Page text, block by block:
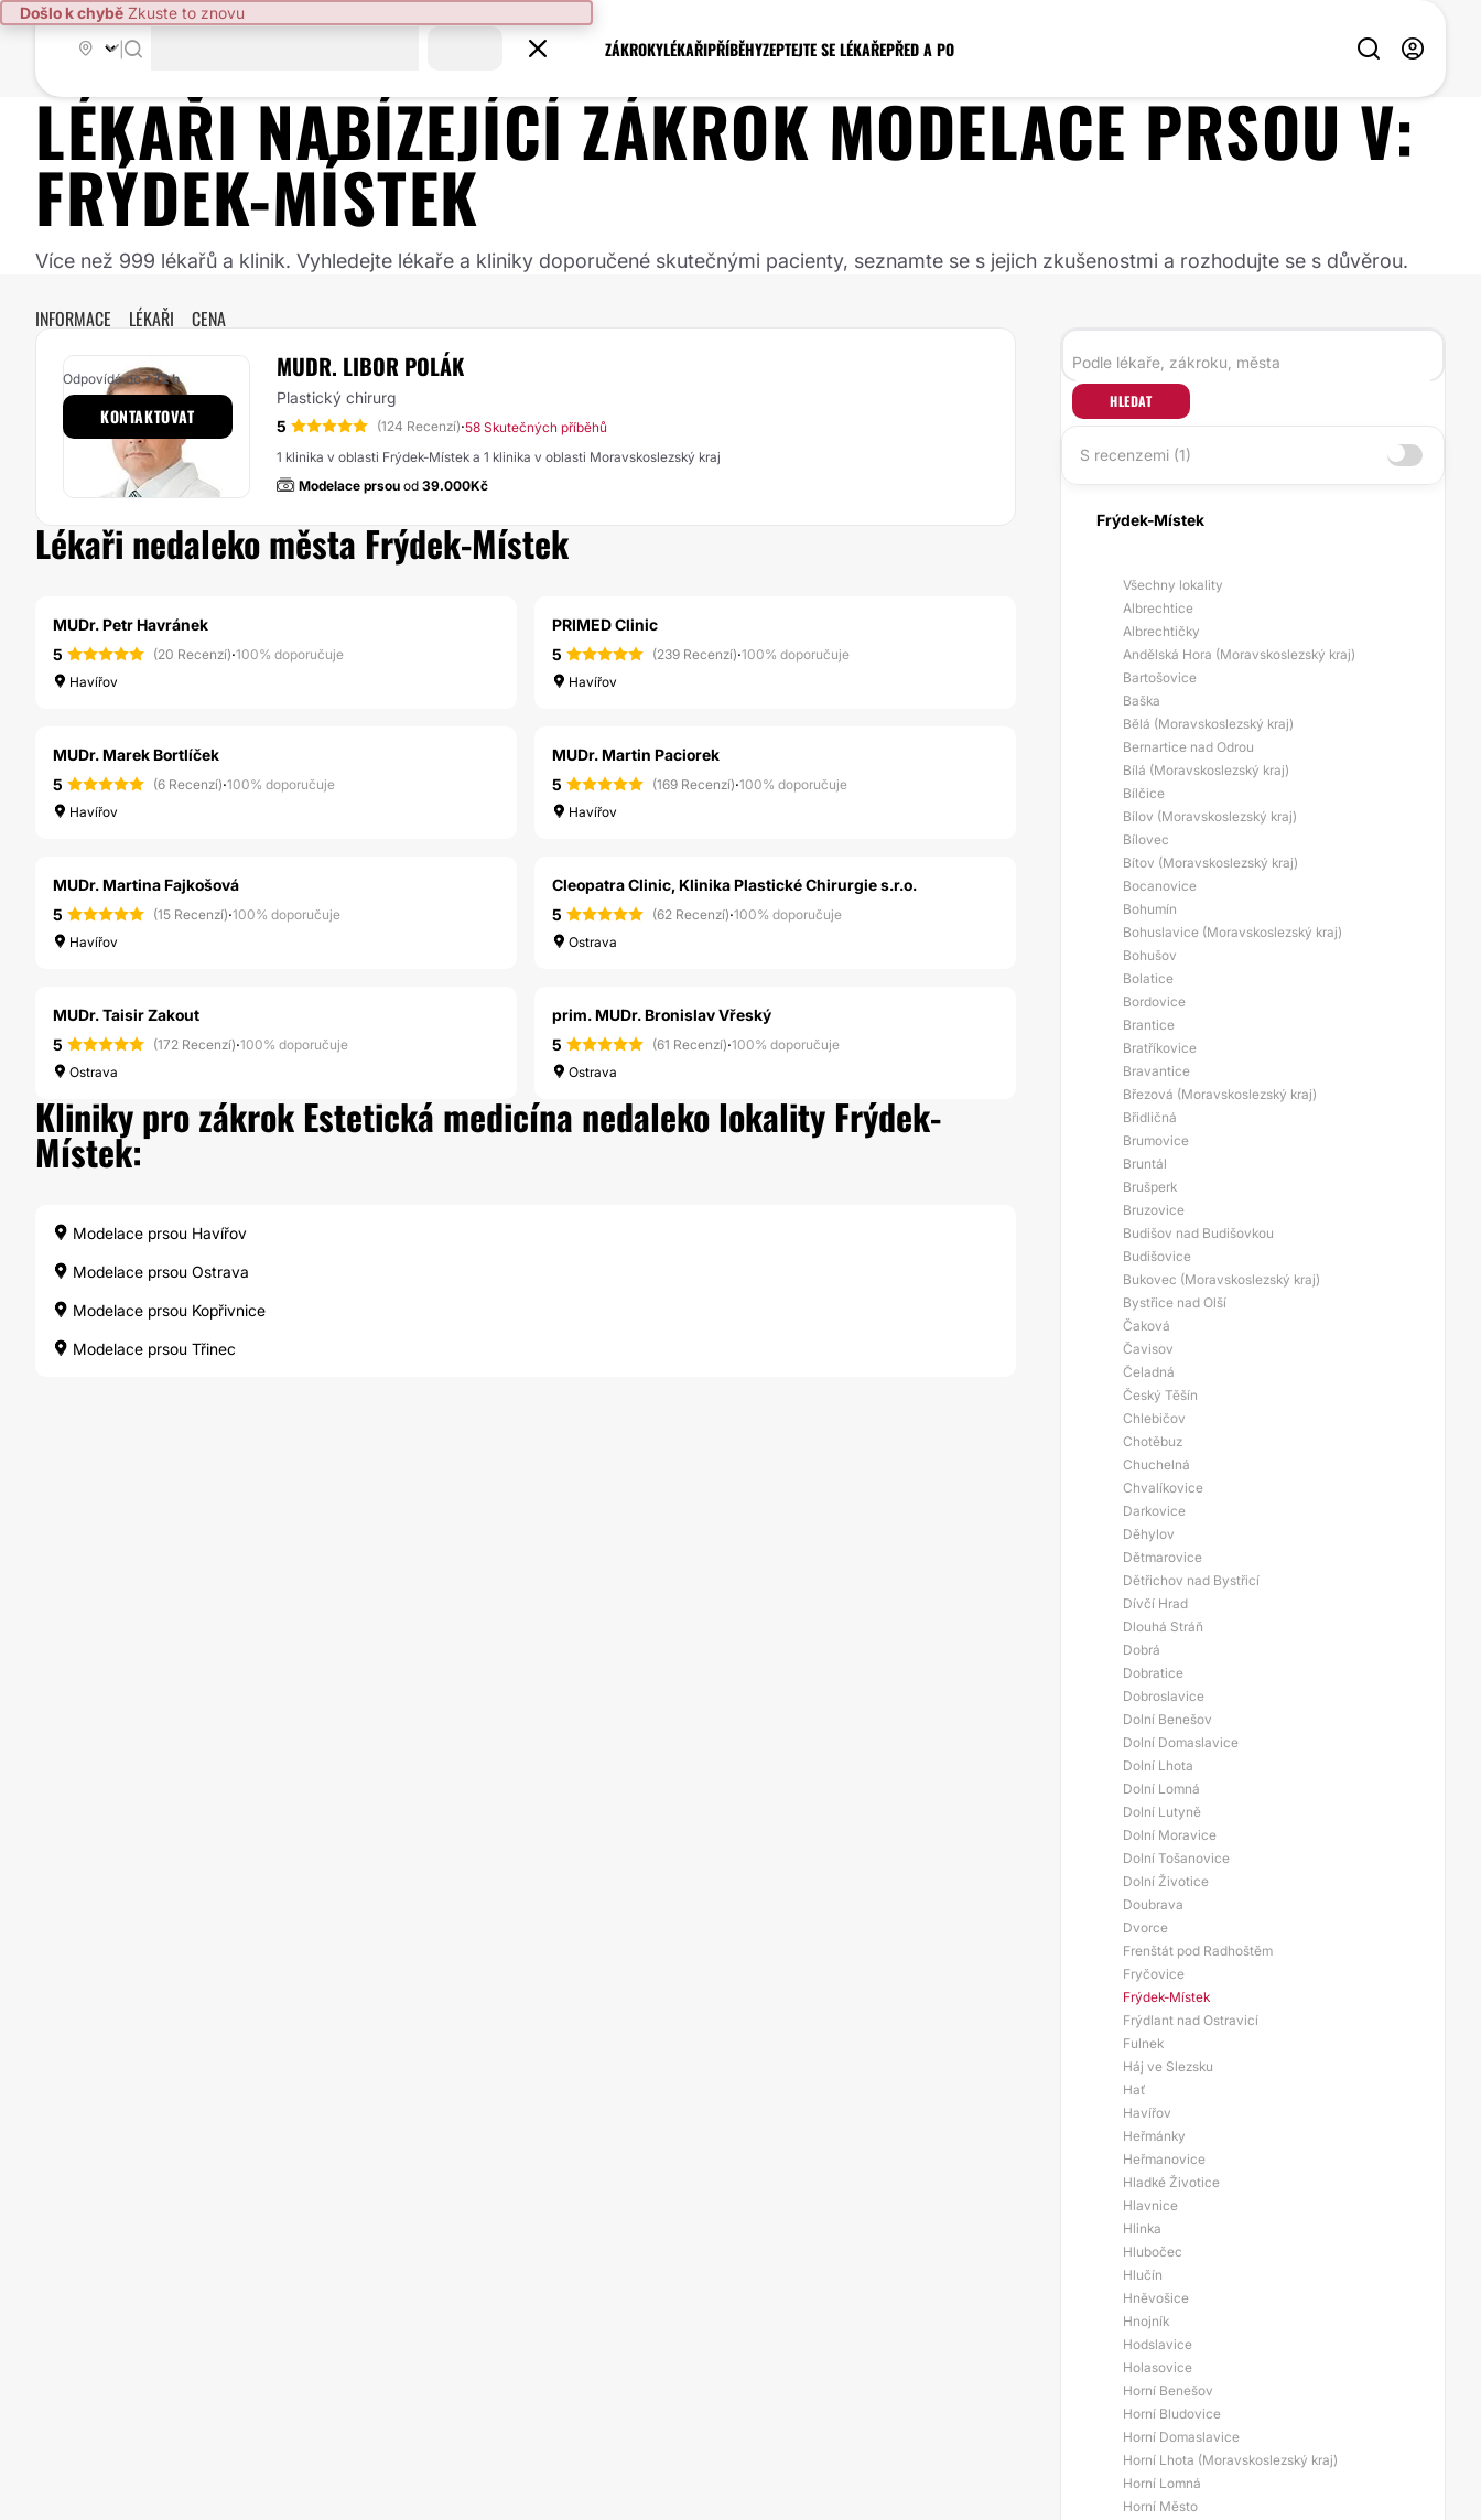
Došlo k chybě Zkuste to znovu
ZÁKROKYLÉKAŘIPŘÍBĚHYZEPTEJTE SE LÉKAŘEPŘED A PO
LÉKAŘI NABÍZEJÍCÍ ZÁKROKMODELACE PRSOUV:
FRÝDEK-MÍSTEK
Více než 999 lékařů a klinik. Vyhledejte lékaře a kliniky doporučené skutečnými pacienty, seznamte se s jejich zkušenostmi a rozhodujte se s důvěrou.
INFORMACE LÉKAŘI CENA
MUDR. LIBOR POLÁK
Plastický chirurg
5
(124 Recenzí)·58 Skutečných příběhů
1 klinika v oblasti Frýdek-Místek a 1 klinika v oblasti Moravskoslezský kraj
Modelace prsou od 39.000Kč
Odpovídá do+72 h
KONTAKTOVAT
Lékaři nedaleko města Frýdek-Místek
MUDr. Petr Havránek
5
(20 Recenzí)·100% doporučuje
Havířov
PRIMED Clinic
5
(239 Recenzí)·100% doporučuje
Havířov
MUDr. Marek Bortlíček
5
(6 Recenzí)·100% doporučuje
Havířov
MUDr. Martin Paciorek
5
(169 Recenzí)·100% doporučuje
Havířov
MUDr. Martina Fajkošová
5
(15 Recenzí)·100% doporučuje
Havířov
Cleopatra Clinic, Klinika Plastické Chirurgie s.r.o.
5
(62 Recenzí)·100% doporučuje
Ostrava
MUDr. Taisir Zakout
5
(172 Recenzí)·100% doporučuje
Ostrava
prim. MUDr. Bronislav Vřeský
5
(61 Recenzí)·100% doporučuje
Ostrava
Kliniky pro zákrok Estetická medicína nedaleko lokality Frýdek-
Místek:
Modelace prsou Havířov
Modelace prsou Ostrava
Modelace prsou Kopřivnice
Modelace prsou Třinec
HLEDAT
S recenzemi (1)
Frýdek-Místek
Všechny lokality
Albrechtice
Albrechtičky
Andělská Hora (Moravskoslezský kraj)
Bartošovice
Baška
Bělá (Moravskoslezský kraj)
Bernartice nad Odrou
Bílá (Moravskoslezský kraj)
Bílčice
Bílov (Moravskoslezský kraj)
Bílovec
Bítov (Moravskoslezský kraj)
Bocanovice
Bohumín
Bohuslavice (Moravskoslezský kraj)
Bohušov
Bolatice
Bordovice
Brantice
Bratříkovice
Bravantice
Březová (Moravskoslezský kraj)
Břidličná
Brumovice
Bruntál
Brušperk
Bruzovice
Budišov nad Budišovkou
Budišovice
Bukovec (Moravskoslezský kraj)
Bystřice nad Olší
Čaková
Čavisov
Čeladná
Český Těšín
Chlebičov
Chotěbuz
Chuchelná
Chvalíkovice
Darkovice
Děhylov
Dětmarovice
Dětřichov nad Bystřicí
Dívčí Hrad
Dlouhá Stráň
Dobrá
Dobratice
Dobroslavice
Dolní Benešov
Dolní Domaslavice
Dolní Lhota
Dolní Lomná
Dolní Lutyně
Dolní Moravice
Dolní Tošanovice
Dolní Životice
Doubrava
Dvorce
Frenštát pod Radhoštěm
Fryčovice
Frýdek-Místek
Frýdlant nad Ostravicí
Fulnek
Háj ve Slezsku
Hať
Havířov
Heřmánky
Heřmanovice
Hladké Životice
Hlavnice
Hlinka
Hlubočec
Hlučín
Hněvošice
Hnojník
Hodslavice
Holasovice
Horní Benešov
Horní Bludovice
Horní Domaslavice
Horní Lhota (Moravskoslezský kraj)
Horní Lomná
Horní Město